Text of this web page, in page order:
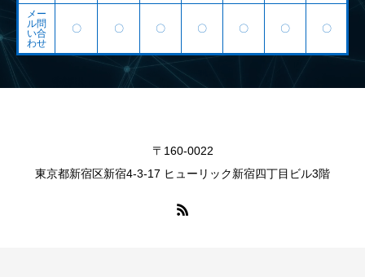
メー
ル問
い合
わせ
〇 〇 〇 〇 〇 〇 〇
〒160-0022
東京都新宿区新宿4-3-17 ヒューリック新宿四丁目ビル3階